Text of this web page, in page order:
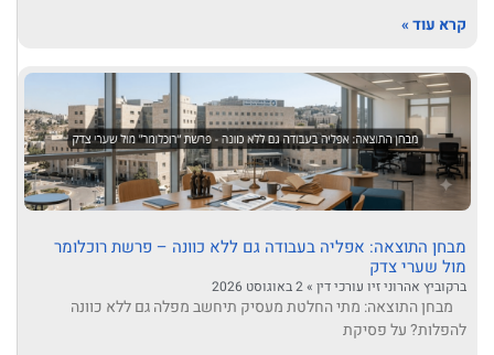
קרא עוד »
מבחן התוצאה: אפליה בעבודה גם ללא כוונה – פרשת רוכלומר
מול שערי צדק
ברקוביץ אהרוני זיו עורכי דין
מבחן התוצאה: מתי החלטת מעסיק תיחשב מפלה גם ללא כוונה
להפלות? על פסיקת